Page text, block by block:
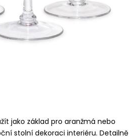
jako základ pro aranžmá nebo
stolní dekoraci interiéru. Detailně